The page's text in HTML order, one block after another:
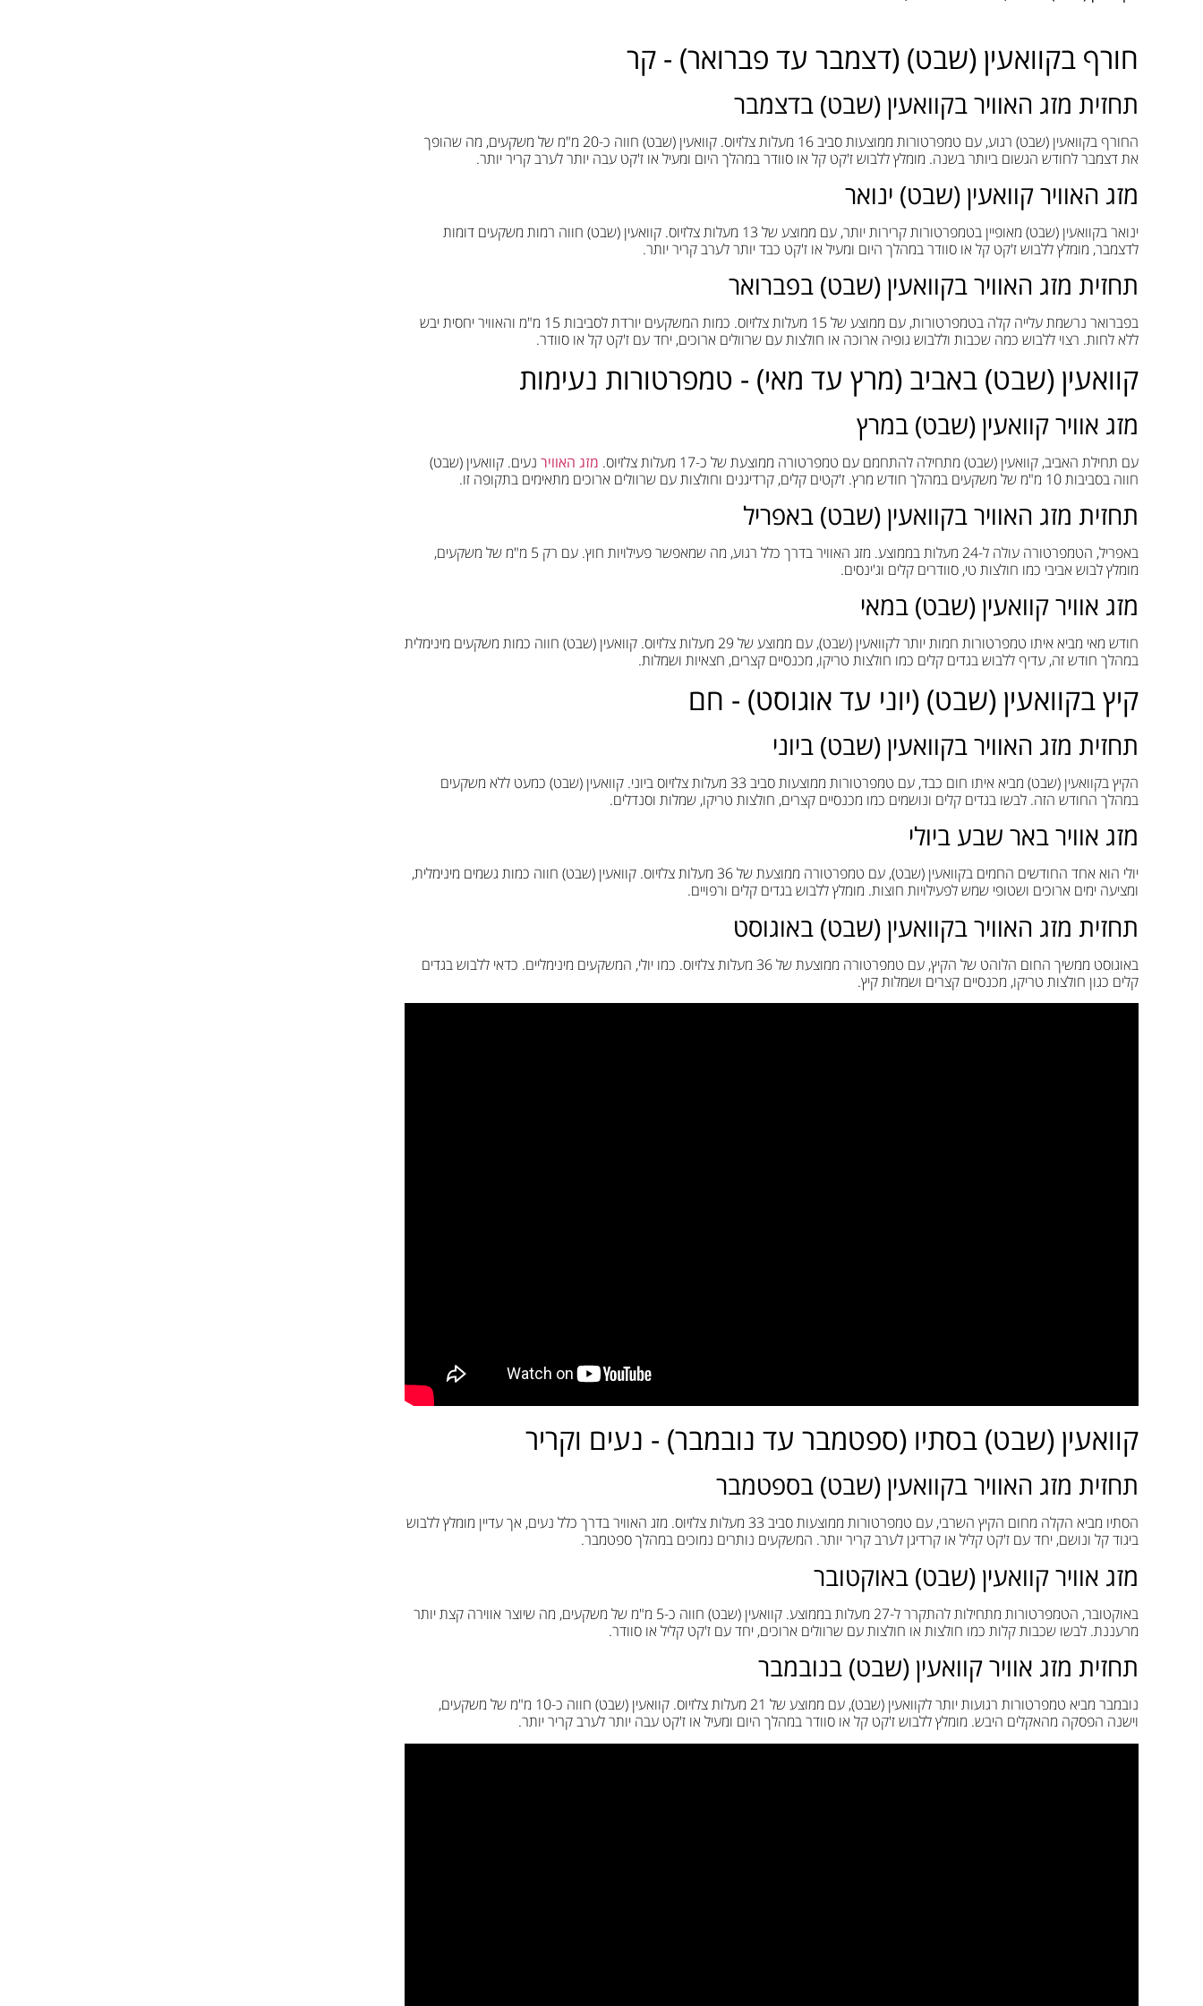
חורף בקוואעין (שבט) (דצמבר עד פברואר) - קר
תחזית מזג האוויר בקוואעין (שבט) בדצמבר
החורף בקוואעין (שבט) רגוע, עם טמפרטורות ממוצעות סביב 16 מעלות צלזיוס. קוואעין (שבט) חווה כ-20 מ"מ של משקעים, מה שהופך
את דצמבר לחודש הגשום ביותר בשנה. מומלץ ללבוש ז'קט קל או סוודר במהלך היום ומעיל או ז'קט עבה יותר לערב קריר יותר.
מזג האוויר קוואעין (שבט) ינואר
ינואר בקוואעין (שבט) מאופיין בטמפרטורות קרירות יותר, עם ממוצע של 13 מעלות צלזיוס. קוואעין (שבט) חווה רמות משקעים דומות
לדצמבר, מומלץ ללבוש ז'קט קל או סוודר במהלך היום ומעיל או ז'קט כבד יותר לערב קריר יותר.
תחזית מזג האוויר בקוואעין (שבט) בפברואר
בפברואר נרשמת עלייה קלה בטמפרטורות, עם ממוצע של 15 מעלות צלזיוס. כמות המשקעים יורדת לסביבות 15 מ"מ והאוויר יחסית יבש
ללא לחות. רצוי ללבוש כמה שכבות וללבוש גופיה ארוכה או חולצות עם שרוולים ארוכים, יחד עם ז'קט קל או סוודר.
קוואעין (שבט) באביב (מרץ עד מאי) - טמפרטורות נעימות
מזג אוויר קוואעין (שבט) במרץ
עם תחילת האביב, קוואעין (שבט) מתחילה להתחמם עם טמפרטורה ממוצעת של כ-17 מעלות צלזיוס. מזג האוויר נעים. קוואעין (שבט)
חווה בסביבות 10 מ"מ של משקעים במהלך חודש מרץ. ז'קטים קלים, קרדיגנים וחולצות עם שרוולים ארוכים מתאימים בתקופה זו.
תחזית מזג האוויר בקוואעין (שבט) באפריל
באפריל, הטמפרטורה עולה ל-24 מעלות בממוצע. מזג האוויר בדרך כלל רגוע, מה שמאפשר פעילויות חוץ. עם רק 5 מ"מ של משקעים,
מומלץ לבוש אביבי כמו חולצות טי, סוודרים קלים וג'ינסים.
מזג אוויר קוואעין (שבט) במאי
חודש מאי מביא איתו טמפרטורות חמות יותר לקוואעין (שבט), עם ממוצע של 29 מעלות צלזיוס. קוואעין (שבט) חווה כמות משקעים מינימלית
במהלך חודש זה, עדיף ללבוש בגדים קלים כמו חולצות טריקו, מכנסיים קצרים, חצאיות ושמלות.
קיץ בקוואעין (שבט) (יוני עד אוגוסט) - חם
תחזית מזג האוויר בקוואעין (שבט) ביוני
הקיץ בקוואעין (שבט) מביא איתו חום כבד, עם טמפרטורות ממוצעות סביב 33 מעלות צלזיוס ביוני. קוואעין (שבט) כמעט ללא משקעים
במהלך החודש הזה. לבשו בגדים קלים ונושמים כמו מכנסיים קצרים, חולצות טריקו, שמלות וסנדלים.
מזג אוויר באר שבע ביולי
יולי הוא אחד החודשים החמים בקוואעין (שבט), עם טמפרטורה ממוצעת של 36 מעלות צלזיוס. קוואעין (שבט) חווה כמות גשמים מינימלית,
ומציעה ימים ארוכים ושטופי שמש לפעילויות חוצות. מומלץ ללבוש בגדים קלים ורפויים.
תחזית מזג האוויר בקוואעין (שבט) באוגוסט
באוגוסט ממשיך החום הלוהט של הקיץ, עם טמפרטורה ממוצעת של 36 מעלות צלזיוס. כמו יולי, המשקעים מינימליים. כדאי ללבוש בגדים
קלים כגון חולצות טריקו, מכנסיים קצרים ושמלות קיץ.
קוואעין (שבט) בסתיו (ספטמבר עד נובמבר) - נעים וקריר
תחזית מזג האוויר בקוואעין (שבט) בספטמבר
הסתיו מביא הקלה מחום הקיץ השרבי, עם טמפרטורות ממוצעות סביב 33 מעלות צלזיוס. מזג האוויר בדרך כלל נעים, אך עדיין מומלץ ללבוש
ביגוד קל ונושם, יחד עם ז'קט קליל או קרדיגן לערב קריר יותר. המשקעים נותרים נמוכים במהלך ספטמבר.
מזג אוויר קוואעין (שבט) באוקטובר
באוקטובר, הטמפרטורות מתחילות להתקרר ל-27 מעלות בממוצע. קוואעין (שבט) חווה כ-5 מ"מ של משקעים, מה שיוצר אווירה קצת יותר
מרעננת. לבשו שכבות קלות כמו חולצות או חולצות עם שרוולים ארוכים, יחד עם ז'קט קליל או סוודר.
תחזית מזג אוויר קוואעין (שבט) בנובמבר
נובמבר מביא טמפרטורות רגועות יותר לקוואעין (שבט), עם ממוצע של 21 מעלות צלזיוס. קוואעין (שבט) חווה כ-10 מ"מ של משקעים,
וישנה הפסקה מהאקלים היבש. מומלץ ללבוש ז'קט קל או סוודר במהלך היום ומעיל או ז'קט עבה יותר לערב קריר יותר.